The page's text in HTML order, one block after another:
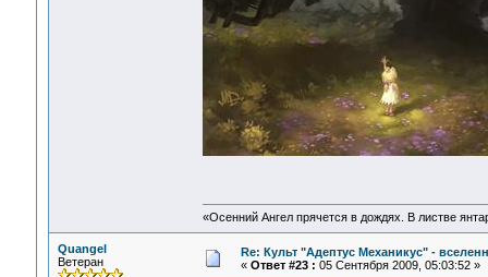
«Осенний Ангел прячется в дождях. В листве
Quangel
Ветеран
Re: Культ "Адептус Механикус" -
« Ответ #23 : 05 Сентября 2009, 05:03:52 »